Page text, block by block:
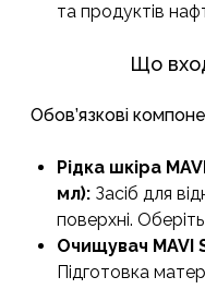
та продуктів
Що
Обов’язкові
Рідка шкіра
мл): Засіб для
поверхні. Оберіть
Очищувач MAVI
Підготовка